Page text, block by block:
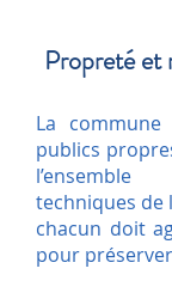
Propreté et
La commune
publics
techniques de
chacun doit
pour